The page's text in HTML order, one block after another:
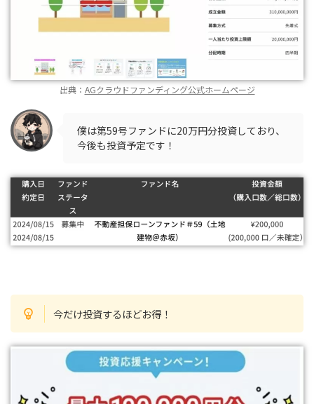
出典： AGクラウドファンディング公式ホームページ
僕は第59号ファンドに20万円分投資しており、
今後も投資予定です！
今だけ投資するほどお得！